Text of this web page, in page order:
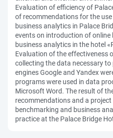
Evaluation of efficiency of
of recommendations for the
business analytics in Palace
events on introduction of online
business analytics in the hotel
Evaluation of the effectiveness
collecting the data necessary
engines Google and Yandex
programs were used in data
Microsoft Word. The result of
recommendations and a
benchmarking and business
practice at the Palace Bridge